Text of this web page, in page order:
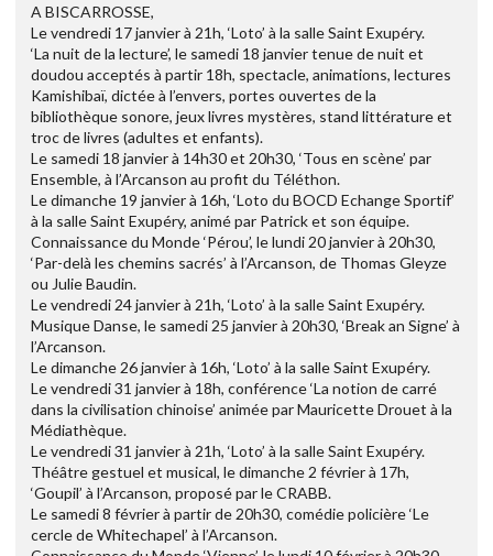
A BISCARROSSE,
Le vendredi 17 janvier à 21h, ‘Loto’ à la salle Saint Exupéry.
‘La nuit de la lecture’, le samedi 18 janvier tenue de nuit et
doudou acceptés à partir 18h, spectacle, animations, lectures
Kamishibaï, dictée à l’envers, portes ouvertes de la
bibliothèque sonore, jeux livres mystères, stand littérature et
troc de livres (adultes et enfants).
Le samedi 18 janvier à 14h30 et 20h30, ‘Tous en scène’ par
Ensemble, à l’Arcanson au profit du Téléthon.
Le dimanche 19 janvier à 16h, ‘Loto du BOCD Echange Sportif’
à la salle Saint Exupéry, animé par Patrick et son équipe.
Connaissance du Monde ‘Pérou’, le lundi 20 janvier à 20h30,
‘Par-delà les chemins sacrés’ à l’Arcanson, de Thomas Gleyze
ou Julie Baudin.
Le vendredi 24 janvier à 21h, ‘Loto’ à la salle Saint Exupéry.
Musique Danse, le samedi 25 janvier à 20h30, ‘Break an Signe’ à
l’Arcanson.
Le dimanche 26 janvier à 16h, ‘Loto’ à la salle Saint Exupéry.
Le vendredi 31 janvier à 18h, conférence ‘La notion de carré
dans la civilisation chinoise’ animée par Mauricette Drouet à la
Médiathèque.
Le vendredi 31 janvier à 21h, ‘Loto’ à la salle Saint Exupéry.
Théâtre gestuel et musical, le dimanche 2 février à 17h,
‘Goupil’ à l’Arcanson, proposé par le CRABB.
Le samedi 8 février à partir de 20h30, comédie policière ‘Le
cercle de Whitechapel’ à l’Arcanson.